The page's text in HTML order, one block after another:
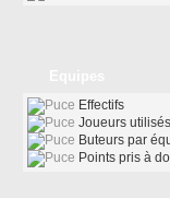
Effectifs
Joueurs utilisés
Buteurs par
Points pris à